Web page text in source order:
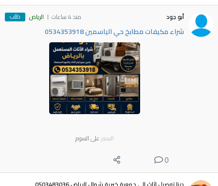
أبو جود منذ 4 ساعات الرياض طلب
شراء مكيفات مطابخ حي الياسمين 0534353918
السعر على السوم
0